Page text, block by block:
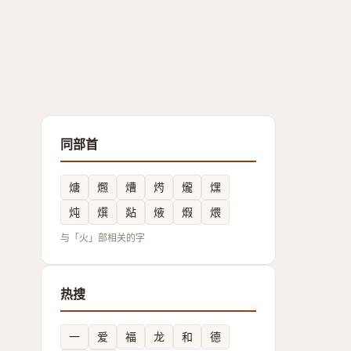
同部首
煻 燳 㷮 烵 爖
㷵
炖
㷷 煔 焲 煆 煨
与「火」部相关的字
热搜
一 爱 福 龙 和 德